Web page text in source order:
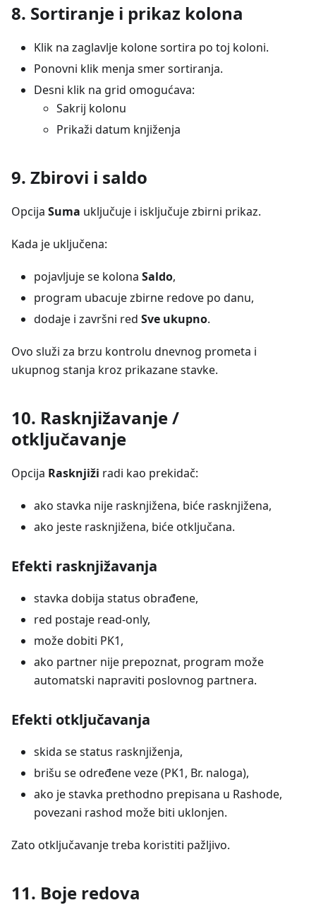
8. Sortiranje i prikaz kolona
Klik na zaglavlje kolone sortira po toj koloni.
Ponovni klik menja smer sortiranja.
Desni klik na grid omogućava:
Sakrij kolonu
Prikaži datum knjiženja
9. Zbirovi i saldo
Opcija Suma uključuje i isključuje zbirni prikaz.
Kada je uključena:
pojavljuje se kolona Saldo,
program ubacuje zbirne redove po danu,
dodaje i završni red Sve ukupno.
Ovo služi za brzu kontrolu dnevnog prometa i
ukupnog stanja kroz prikazane stavke.
10. Rasknjižavanje /
otključavanje
Opcija Rasknjiži radi kao prekidač:
ako stavka nije rasknjižena, biće rasknjižena,
ako jeste rasknjižena, biće otključana.
Efekti rasknjižavanja
stavka dobija status obrađene,
red postaje read-only,
može dobiti PK1,
ako partner nije prepoznat, program može
automatski napraviti poslovnog partnera.
Efekti otključavanja
skida se status rasknjiženja,
brišu se određene veze (PK1, Br. naloga),
ako je stavka prethodno prepisana u Rashode,
povezani rashod može biti uklonjen.
Zato otključavanje treba koristiti pažljivo.
11. Boje redova